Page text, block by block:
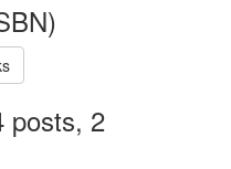
posts, 2